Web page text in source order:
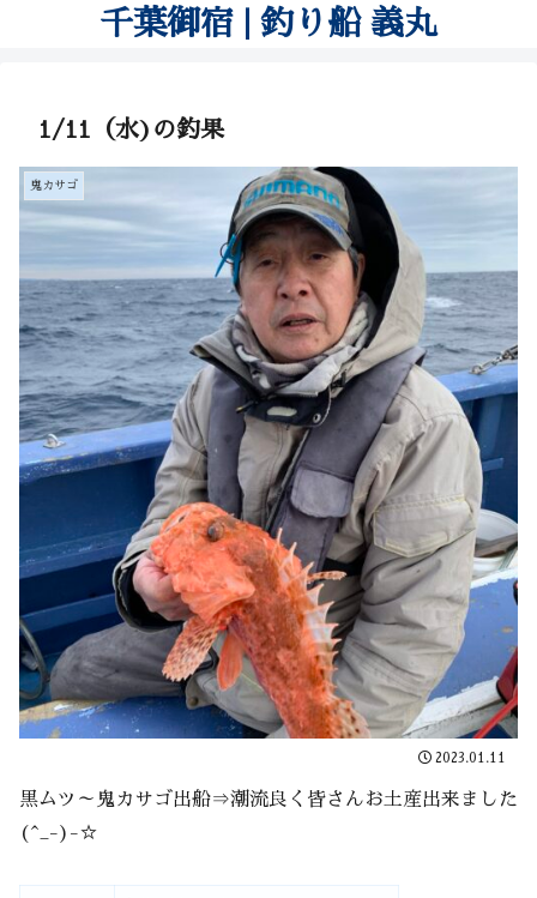
千葉御宿 | 釣り船 義丸
1/11（水)の釣果
鬼カサゴ
2023.01.11
黒ムツ～鬼カサゴ出船⇒潮流良く皆さんお土産出来ました
(^_-)-☆